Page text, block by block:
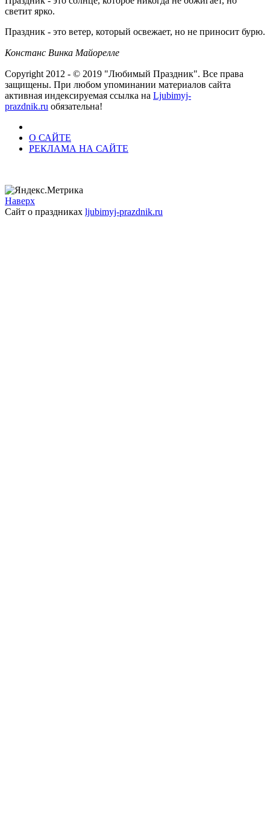
светит ярко.
Праздник - это ветер, который освежает, но не приносит бурю.
Констанс Винка Майорелле
Copyright 2012 - © 2019 "Любимый Праздник". Все права
защищены. При любом упоминании материалов сайта
активная индексируемая ссылка на Ljubimyj-
prazdnik.ru обязательна!
О САЙТЕ
РЕКЛАМА НА САЙТЕ
Наверх
Сайт о праздниках ljubimyj-prazdnik.ru